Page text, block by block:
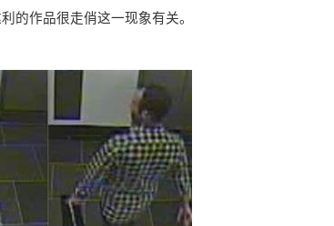
作品很走俏这一现象有关。